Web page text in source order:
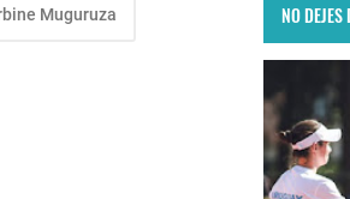
Muguruza NO DEJES